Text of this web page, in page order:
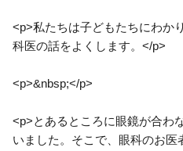
<p>私たちは子どもたちにわか
科医の話をよくします。</p>
<p>&nbsp;</p>
<p>とあるところに眼鏡が合わ
いました。そこで、眼科のお医